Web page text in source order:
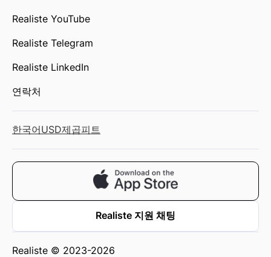
Realiste YouTube
Realiste Telegram
Realiste LinkedIn
연락처
한국어USD제곱피트
Realiste 지원 채팅
Realiste © 2023-2026